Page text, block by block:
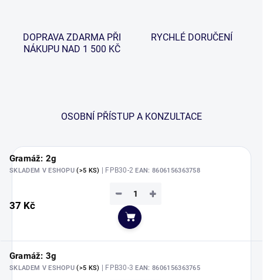
DOPRAVA ZDARMA PŘI
NÁKUPU NAD 1 500 KČ
RYCHLÉ DORUČENÍ
OSOBNÍ PŘÍSTUP A KONZULTACE
Gramáž: 2g
SKLADEM V ESHOPU(>5 KS) | FPB30-2EAN: 8606156363758
37 Kč
+
−
Do košíku
Gramáž: 3g
SKLADEM V ESHOPU(>5 KS) | FPB30-3EAN: 8606156363765